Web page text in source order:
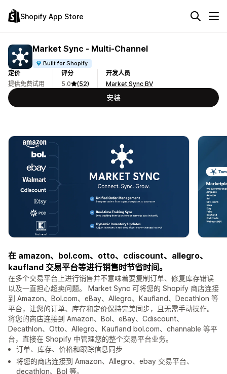
Shopify App Store
Market Sync ‑ Multi‑Channel
Built for Shopify
定价
提供免费试用
评分
5.0
(52)
开发人员
Market Sync BV
安装
在 amazon、bol.com、otto、cdiscount、allegro、
kaufland 交易平台等进行销售时节省时间。
在多个交易平台上进行销售并不意味着要复制订单、修复库存错误
以及一直担心超卖问题。 Market Sync 可将您的 Shopify 商店连接
到 Amazon、Bol.com、eBay、Allegro、Kaufland、Decathlon 等
平台，让您的订单、库存和定价保持完美同步，且无需手动操作。
将您的商店连接到 Amazon、Bol、eBay、Cdiscount、
Decathlon、Otto、Allegro、Kaufland bol.com、channable 等平
台，直接在 Shopify 中管理您的整个交易平台业务。
订单、库存、价格和跟踪信息同步
将您的商店连接到 Amazon、Allegro、ebay 交易平台、
decathlon、Bol 等。